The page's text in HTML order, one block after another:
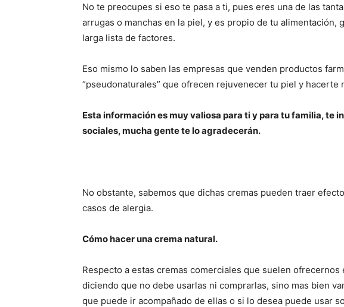
No te preocupes si eso te pasa a ti, pues eres una de las
arrugas o manchas en la piel, y es propio de tu alimentación,
larga lista de factores.
Eso mismo lo saben las empresas que venden productos
“pseudonaturales” que ofrecen rejuvenecer tu piel y hacerte
Esta información es muy valiosa para ti y para tu familia, te
sociales, mucha gente te lo agradecerán.
No obstante, sabemos que dichas cremas pueden traer
casos de alergia.
Cómo hacer una crema natural.
Respecto a estas cremas comerciales que suelen ofrecernos
diciendo que no debe usarlas ni comprarlas, sino mas bien
que puede ir acompañado de ellas o si lo desea puede usar